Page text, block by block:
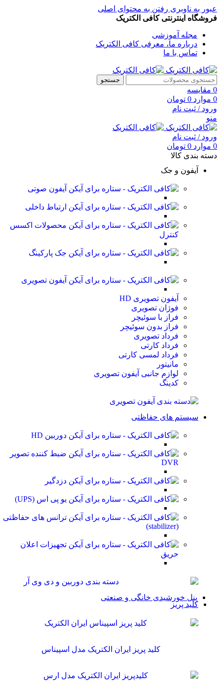
عبور به ناوبری رفتن به محتوای اصلی
فروشگاه اینترنتی کافی الکتریک
مجله آموزشی
درباره ما، معرفی کافی الکتریک
تماس با ما
جستجو
0 مقایسه
0 موارد 0 تومان
ورود / ثبت نام
منو
ورود / ثبت نام
0 موارد 0 تومان
دسته بندی کالا
آیفون و جک
آیفون صوتی
ارتباط داخلی
محصولات اکسس
کنترل
جک پارکینگ
آیفون تصویری
آیفون تصویری HD
فوژان تصویری
فراز با سوئیچر
فراز بدون سوئیچر
فرداد تصویری
فرداد کارتی
فرداد لمسی کارتی
مانیتور
لوازم جانبی آیفون تصویری
کدینگ
سیستم های حفاظتی
دوربین HD
ضبط کننده تصویر
DVR
دزدگیر
یو پی اس (UPS)
ترانس های حفاظتی
(stabilizer)
تجهیزات اعلان
حریق
پنل خورشیدی خانگی و صنعتی
کلید پریز
کلید پریز ایران الکتریک مدل اسپیناس